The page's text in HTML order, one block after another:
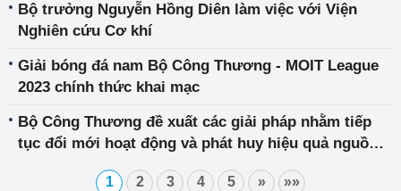
Bộ trưởng Nguyễn Hồng Diên làm việc với Viện
Nghiên cứu Cơ khí
Giải bóng đá nam Bộ Công Thương - MOIT League
2023 chính thức khai mạc
Bộ Công Thương đề xuất các giải pháp nhằm tiếp
tục đổi mới hoạt động và phát huy hiệu quả nguồn
1 2 3 4 5 » »»